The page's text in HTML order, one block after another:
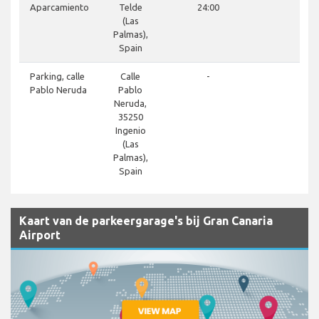
Aparcamiento
Telde
(Las
Palmas),
Spain
24:00
Parking, calle
Pablo Neruda
Calle
Pablo
Neruda,
35250
Ingenio
(Las
Palmas),
Spain
-
Kaart van de parkeergarage's bij Gran Canaria
Airport